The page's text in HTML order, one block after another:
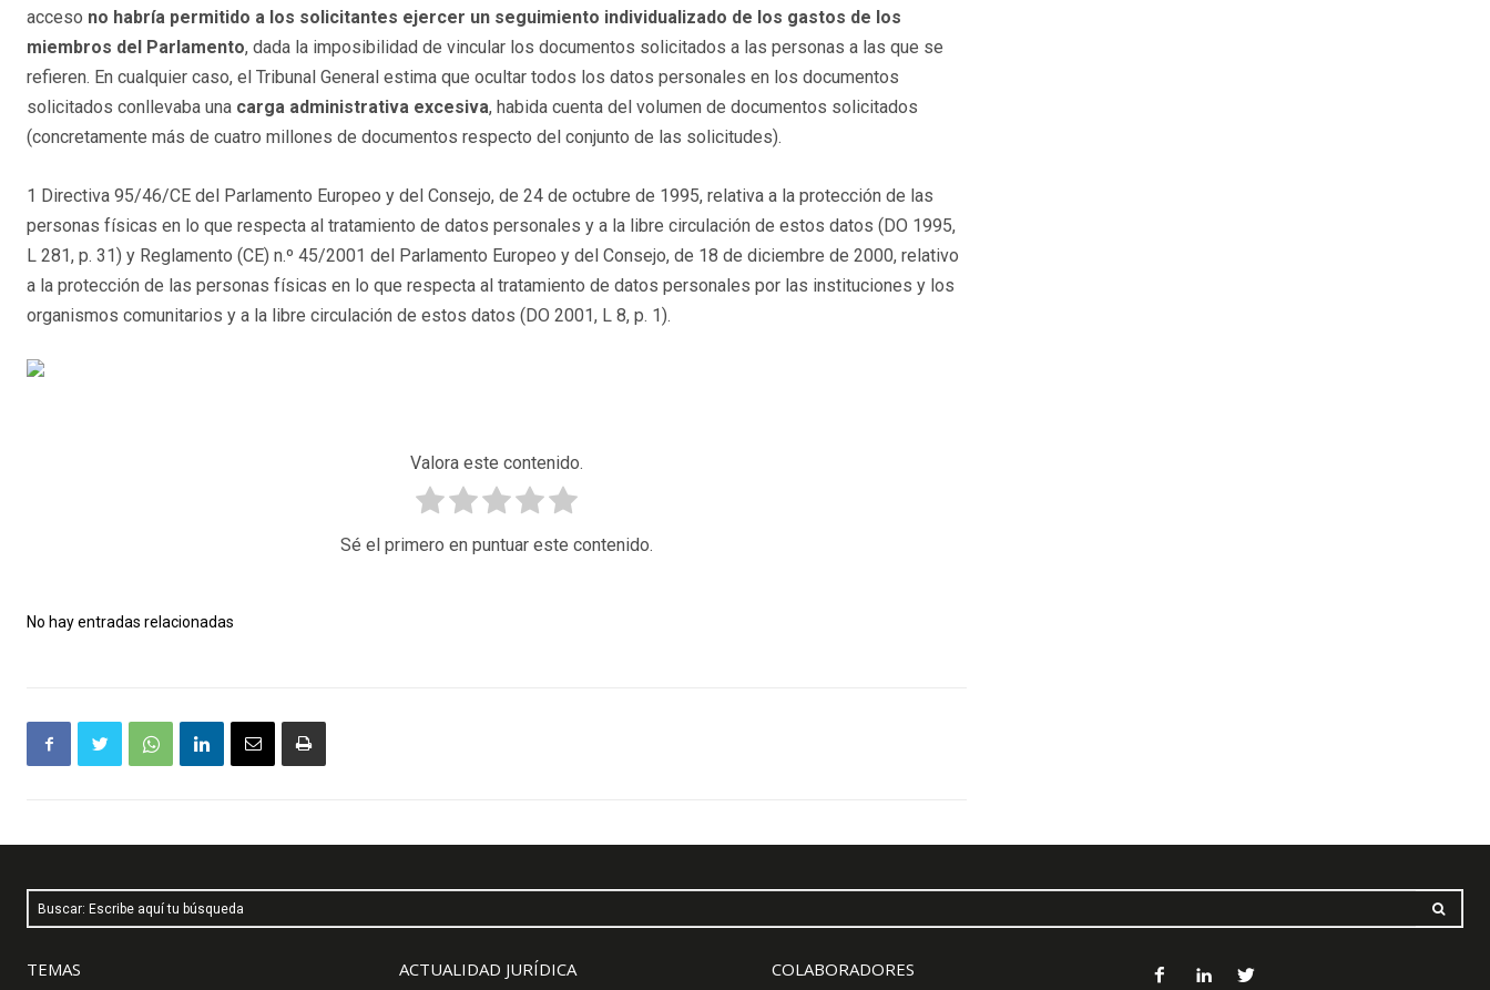
acceso no habría permitido a los solicitantes ejercer un seguimiento individualizado de los gastos de los
miembros del Parlamento, dada la imposibilidad de vincular los documentos solicitados a las personas a las que se
refieren. En cualquier caso, el Tribunal General estima que ocultar todos los datos personales en los documentos
solicitados conllevaba una carga administrativa excesiva, habida cuenta del volumen de documentos solicitados
(concretamente más de cuatro millones de documentos respecto del conjunto de las solicitudes).
1 Directiva 95/46/CE del Parlamento Europeo y del Consejo, de 24 de octubre de 1995, relativa a la protección de las
personas físicas en lo que respecta al tratamiento de datos personales y a la libre circulación de estos datos (DO 1995,
L 281, p. 31) y Reglamento (CE) n.º 45/2001 del Parlamento Europeo y del Consejo, de 18 de diciembre de 2000, relativo
a la protección de las personas físicas en lo que respecta al tratamiento de datos personales por las instituciones y los
organismos comunitarios y a la libre circulación de estos datos (DO 2001, L 8, p. 1).
Valora este contenido.
Sé el primero en puntuar este contenido.
No hay entradas relacionadas
Buscar: Escribe aquí tu búsqueda
TEMAS ACTUALIDAD JURÍDICA COLABORADORES